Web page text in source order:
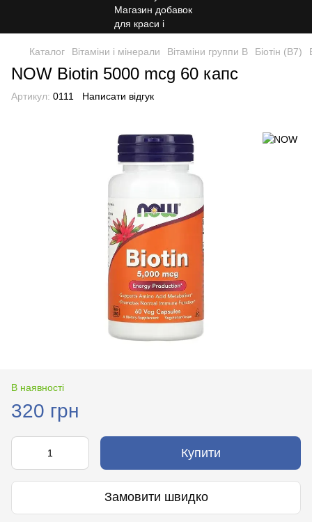
Каталог Вітаміни і мінерали Вітаміни группи B Біотін (B7)
NOW Biotin 5000 mcg 60 капс
Артикул: 0111 Написати відгук
В наявності
320 грн
Купити
Замовити швидко